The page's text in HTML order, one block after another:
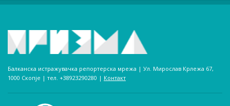
Балканска истражувачка репортерска мрежа | Ул. Мирослав Крлежа 67,
1000 Скопје | тел. +38923290280­ | Контакт